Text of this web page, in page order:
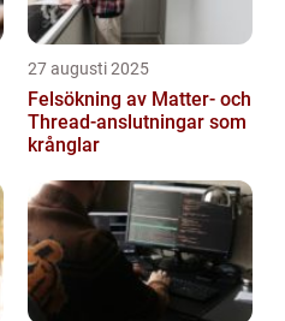
27 augusti 2025
Felsökning av Matter‑ och
Thread‑anslutningar som
krånglar